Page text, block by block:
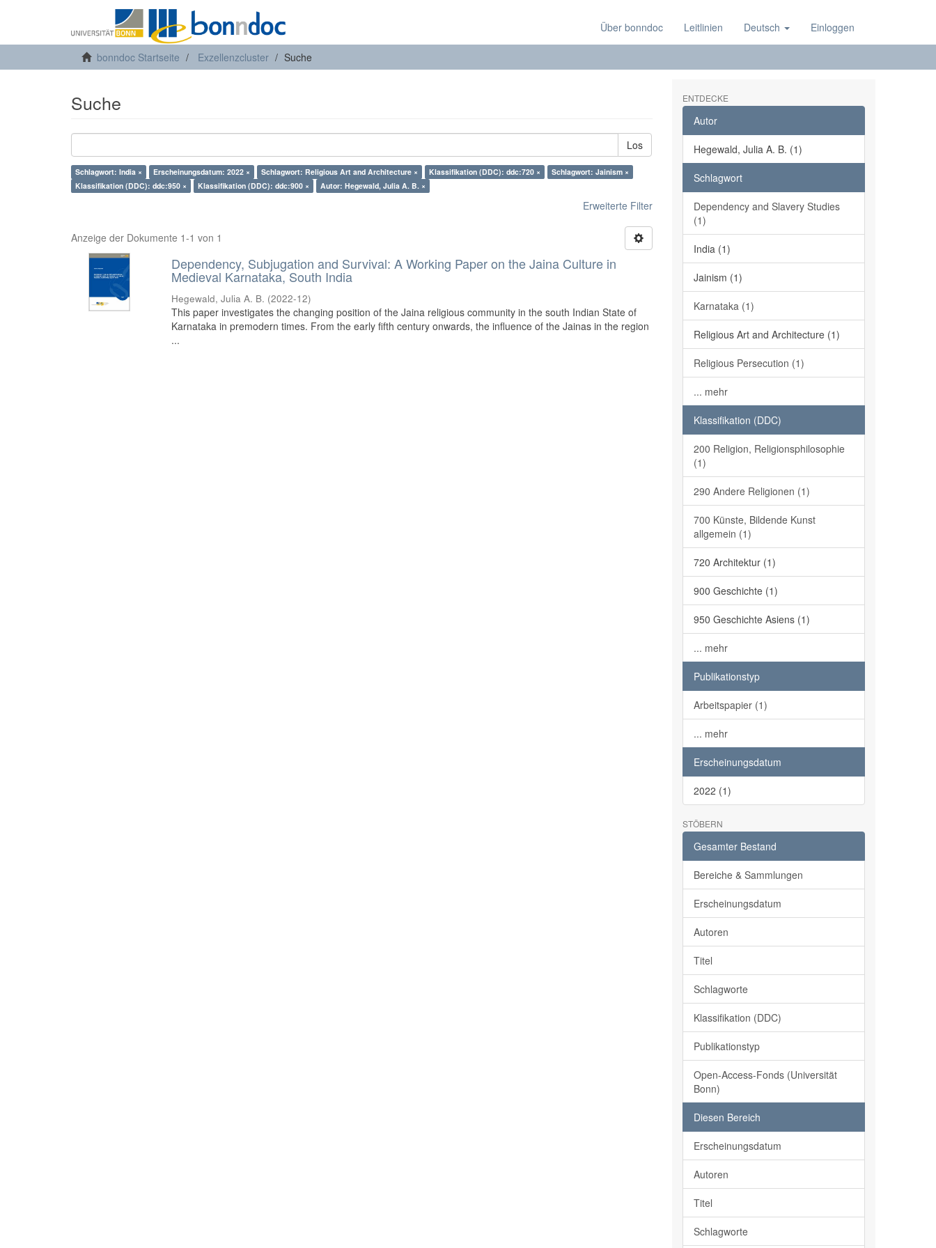
Über bonndoc Leitlinien Deutsch Einloggen
bonndoc Startseite Exzellenzcluster Suche
Suche
Los
Schlagwort: India × Erscheinungsdatum: 2022 × Schlagwort: Religious Art and Architecture × Klassifikation (DDC): ddc:720 ×
Schlagwort: Jainism ×
Klassifikation (DDC): ddc:950 ×
Klassifikation (DDC): ddc:900 × Autor: Hegewald, Julia A. B. ×
Erweiterte Filter
Anzeige der Dokumente 1-1 von 1
Dependency, Subjugation and Survival: A Working Paper on the Jaina Culture in
Medieval Karnataka, South India
Hegewald, Julia A. B. (2022-12)
This paper investigates the changing position of the Jaina religious community in the south Indian State of
Karnataka in premodern times. From the early fifth century onwards, the influence of the Jainas in the region
...
ENTDECKE
Autor
Hegewald, Julia A. B. (1)
Schlagwort
Dependency and Slavery Studies
(1)
India (1)
Jainism (1)
Karnataka (1)
Religious Art and Architecture (1)
Religious Persecution (1)
... mehr
Klassifikation (DDC)
200 Religion, Religionsphilosophie
(1)
290 Andere Religionen (1)
700 Künste, Bildende Kunst
allgemein (1)
720 Architektur (1)
900 Geschichte (1)
950 Geschichte Asiens (1)
... mehr
Publikationstyp
Arbeitspapier (1)
... mehr
Erscheinungsdatum
2022 (1)
STÖBERN
Gesamter Bestand
Bereiche & Sammlungen
Erscheinungsdatum
Autoren
Titel
Schlagworte
Klassifikation (DDC)
Publikationstyp
Open-Access-Fonds (Universität
Bonn)
Diesen Bereich
Erscheinungsdatum
Autoren
Titel
Schlagworte